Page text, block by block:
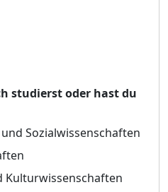
studierst oder hast du
Sozialwissenschaften
Kulturwissenschaften